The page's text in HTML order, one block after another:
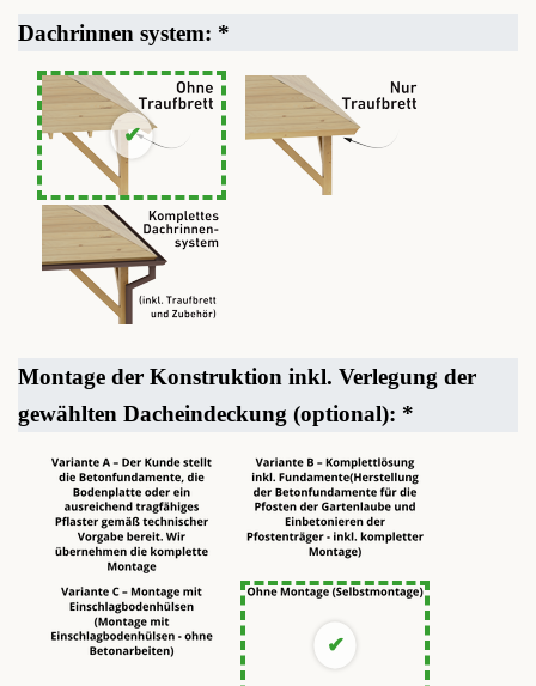
Dachrinnen system: *
Montage der Konstruktion inkl. Verlegung der
gewählten Dacheindeckung (optional): *